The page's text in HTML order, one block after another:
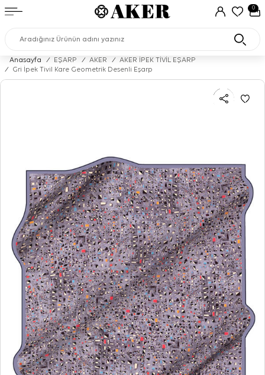
0
Anasayfa / EŞARP / AKER /
AKER İPEK TİVİL EŞARP
/
Gri İpek Tivil Kare Geometrik Desenli Eşarp